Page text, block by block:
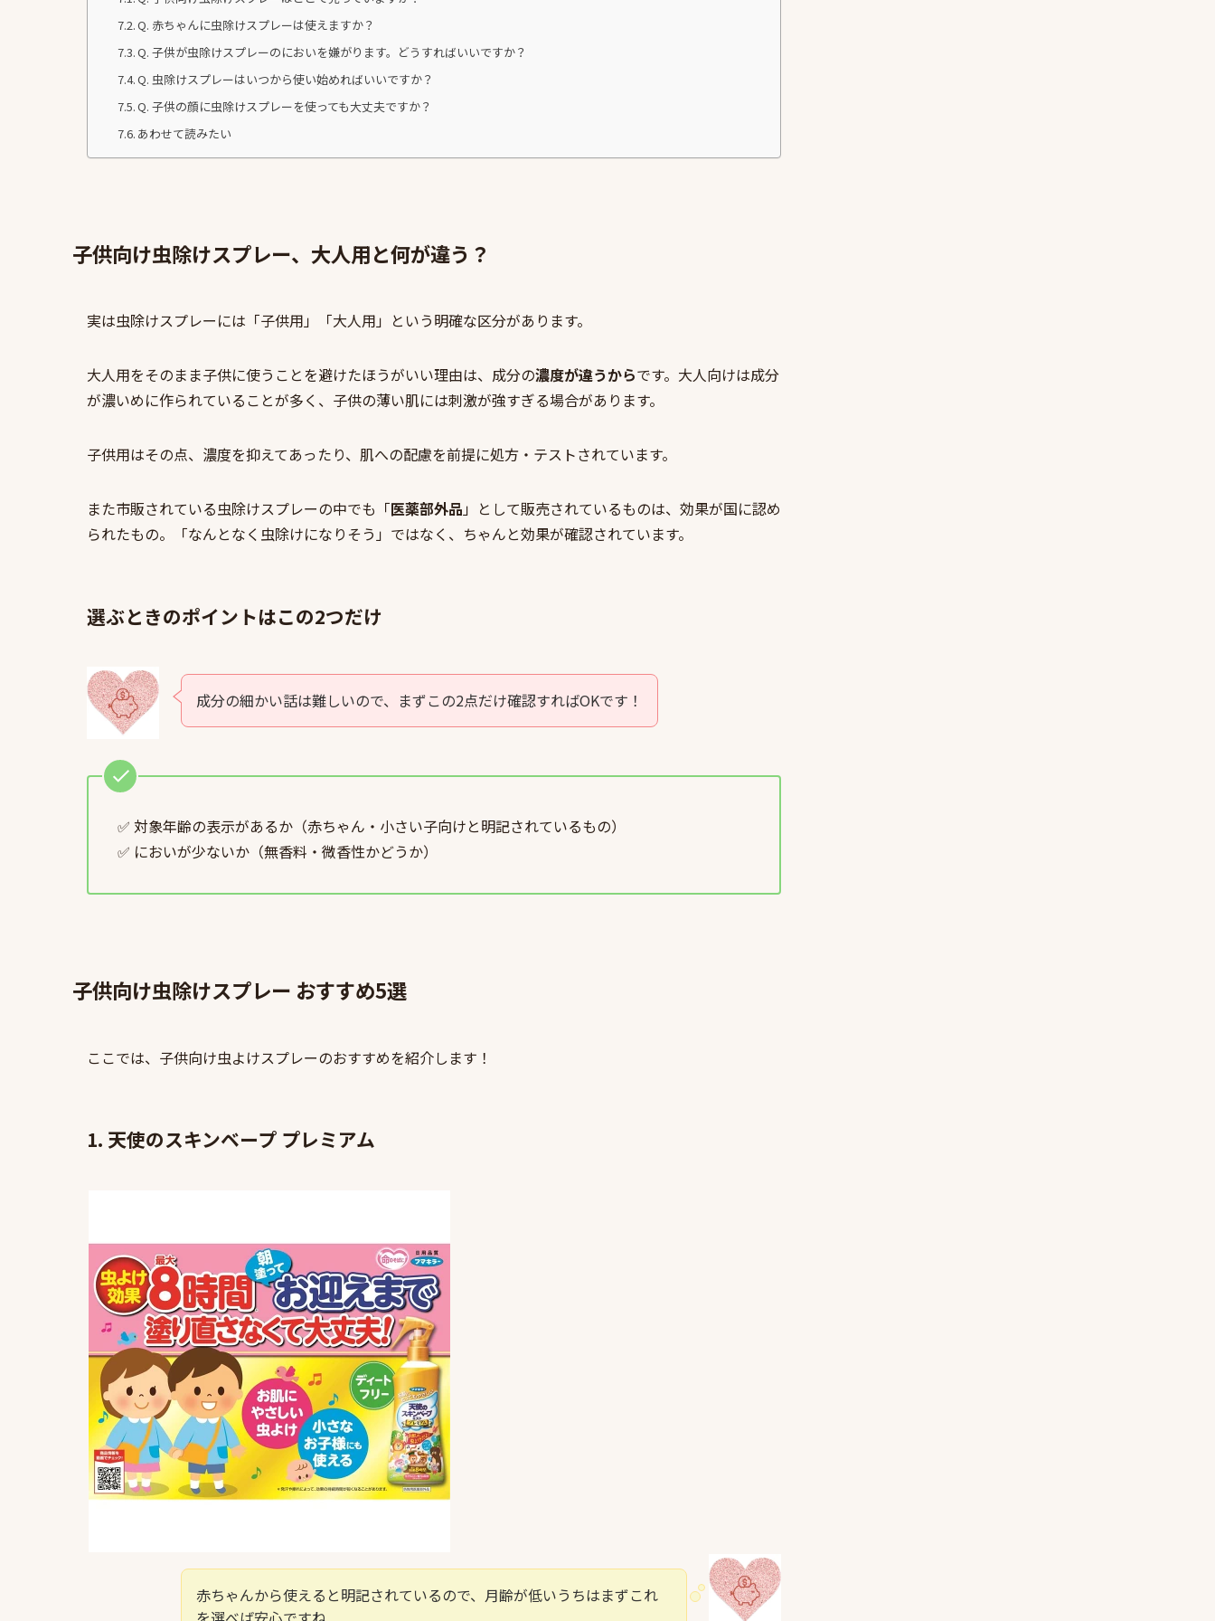
Q. 赤ちゃんに虫除けスプレーは使えますか？
Q. 子供が虫除けスプレーのにおいを嫌がります。どうすればいいですか？
Q. 虫除けスプレーはいつから使い始めればいいですか？
Q. 子供の顔に虫除けスプレーを使っても大丈夫ですか？
あわせて読みたい
子供向け虫除けスプレー、大人用と何が違う？
実は虫除けスプレーには「子供用」「大人用」という明確な区分があります。
大人用をそのまま子供に使うことを避けたほうがいい理由は、成分の濃度が違うからです。大人向けは成分
が濃いめに作られていることが多く、子供の薄い肌には刺激が強すぎる場合があります。
子供用はその点、濃度を抑えてあったり、肌への配慮を前提に処方・テストされています。
また市販されている虫除けスプレーの中でも「医薬部外品」として販売されているものは、効果が国に認め
られたもの。「なんとなく虫除けになりそう」ではなく、ちゃんと効果が確認されています。
選ぶときのポイントはこの2つだけ
成分の細かい話は難しいので、まずこの2点だけ確認すればOKです！
✅ 対象年齢の表示があるか（赤ちゃん・小さい子向けと明記されているもの）
✅ においが少ないか（無香料・微香性かどうか）
子供向け虫除けスプレー おすすめ5選
ここでは、子供向け虫よけスプレーのおすすめを紹介します！
1. 天使のスキンベープ プレミアム
赤ちゃんから使えると明記されているので、月齢が低いうちはまずこれ